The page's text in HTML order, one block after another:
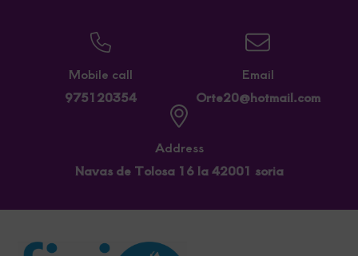
Mobile call
975120354
Email
Orte20@hotmail.com
Address
Navas de Tolosa 16 la 42001 soria